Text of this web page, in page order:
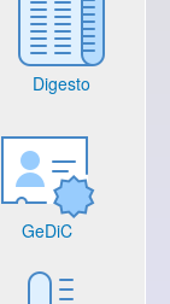
Digesto
GeDiC